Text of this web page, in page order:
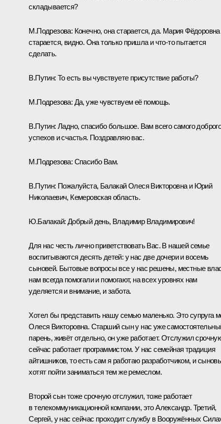
складывается?
М.Подрезова: Конечно, она старается, да. Мария Фёдоровна
старается, видно. Она только пришла и что-то пытается
сделать.
В.Путин: То есть вы чувствуете присутствие работы?
М.Подрезова: Да, уже чувствуем её помощь.
В.Путин: Ладно, спасибо большое. Вам всего самого
успехов и счастья. Поздравляю вас.
М.Подрезова: Спасибо Вам.
В.Путин: Пожалуйста, Балакай Олеся Викторовна и Юрий
Николаевич, Кемеровская область.
Ю.Балакай: Добрый день, Владимир Владимирович!
Для нас честь лично приветствовать Вас. В нашей семье
воспитываются десять детей: у нас две дочери и восемь
сыновей. Бытовые вопросы все у нас решены, местные
нам всегда помогали и помогают, на всех уровнях нам
уделяется и внимание, и забота.
Хотел бы представить нашу семью маленько. Это супруга
Олеся Викторовна. Старший сын у нас уже
парень, живёт отдельно, он уже работает. Отслужил
сейчас работает программистом. У нас семейная традиция
айтишников, то есть сам я работаю разработчиком, и
хотят пойти заниматься тем же ремеслом.
Второй сын тоже срочную отслужил, тоже работает
в телекоммуникационной компании, это Александр. Третий,
Сергей, у нас сейчас проходит службу в Вооружённых